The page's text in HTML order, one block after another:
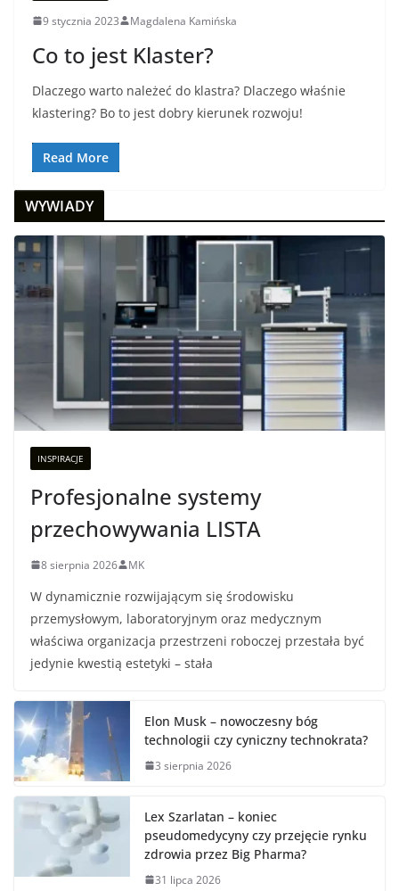
9 stycznia 2023 Magdalena Kamińska
Co to jest Klaster?
Dlaczego warto należeć do klastra? Dlaczego właśnie
klastering? Bo to jest dobry kierunek rozwoju!
Read More
WYWIADY
INSPIRACJE
Profesjonalne systemy
przechowywania LISTA
8 sierpnia 2026 MK
W dynamicznie rozwijającym się środowisku
przemysłowym, laboratoryjnym oraz medycznym
właściwa organizacja przestrzeni roboczej przestała być
jedynie kwestią estetyki – stała
Elon Musk – nowoczesny bóg
technologii czy cyniczny technokrata?
3 sierpnia 2026
Lex Szarlatan – koniec
pseudomedycyny czy przejęcie rynku
zdrowia przez Big Pharma?
31 lipca 2026